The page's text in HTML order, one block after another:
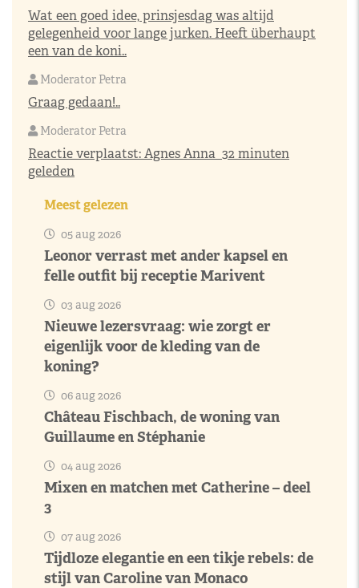
Wat een goed idee, prinsjesdag was altijd
gelegenheid voor lange jurken. Heeft überhaupt
een van de koni..
Moderator Petra
Graag gedaan!..
Moderator Petra
Reactie verplaatst:Agnes Anna 32 minuten
geleden
Meest gelezen
05 aug 2026
Leonor verrast met ander kapsel en
felle outfit bij receptie Marivent
03 aug 2026
Nieuwe lezersvraag: wie zorgt er
eigenlijk voor de kleding van de
koning?
06 aug 2026
Château Fischbach, de woning van
Guillaume en Stéphanie
04 aug 2026
Mixen en matchen met Catherine – deel
3
07 aug 2026
Tijdloze elegantie en een tikje rebels: de
stijl van Caroline van Monaco